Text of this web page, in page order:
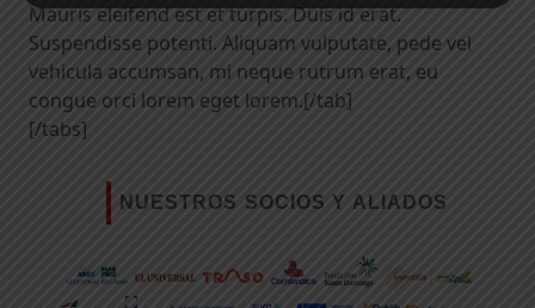
Mauris eleifend est et turpis. Duis id erat.
Suspendisse potenti. Aliquam vulputate, pede vel
vehicula accumsan, mi neque rutrum erat, eu
congue orci lorem eget lorem.[/tab]
[/tabs]
NUESTROS SOCIOS Y ALIADOS